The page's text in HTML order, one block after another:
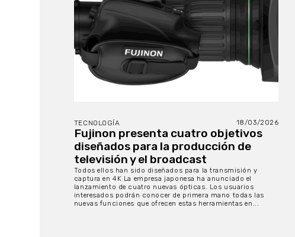
TECNOLOGÍA 18/03/2026
Fujinon presenta cuatro objetivos
diseñados para la producción de
televisión y el broadcast
Todos ellos han sido diseñados para la transmisión y
captura en 4K La empresa japonesa ha anunciado el
lanzamiento de cuatro nuevas ópticas. Los usuarios
interesados podrán conocer de primera mano todas las
nuevas funciones que ofrecen estas herramientas en...